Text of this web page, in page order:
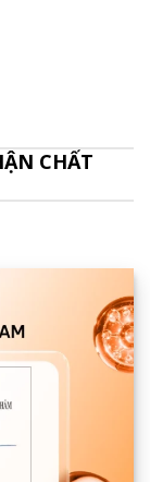
CHẤT